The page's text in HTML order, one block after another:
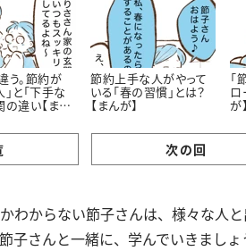
う。節約が
と「下手な
の違い【まん
節約上手な人がやって
いる「春の習慣」とは？
【まんが】
「
ロ
が】
次の回
わからない節子さんは、様々な人
子さんと一緒に、学んでいきましょ